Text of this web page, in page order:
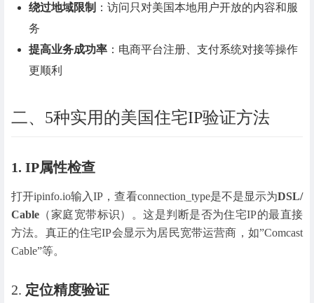
绕过地域限制 ：访问只对美国本地用户开放的内容和服
务
提高业务成功率 ：电商平台注册、支付系统对接等操作
更顺利
二、5种实用的美国住宅IP验证方法
1. IP属性检查
打开ipinfo.io输入IP，查看connection_type是不是显示为DSL/
Cable （家庭宽带标识）。这是判断是否为住宅IP的最直接
方法。真正的住宅IP会显示为居民宽带运营商，如”Comcast
Cable”等。
2. 定位精度验证